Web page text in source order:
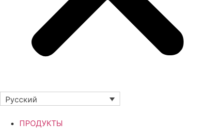
Русский
ПРОДУКТЫ